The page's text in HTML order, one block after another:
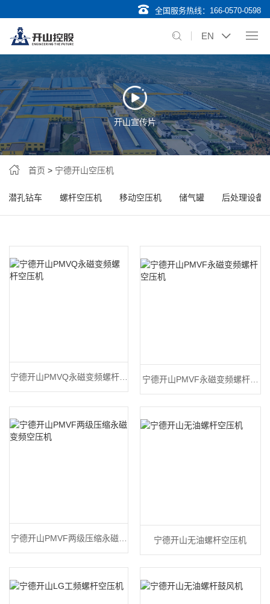
全国服务热线： 166-0570-0598
EN
开山宣传片
首页 > 宁德开山空压机
潜孔钻车 螺杆空压机 移动空压机 储气罐 后处理设备
宁德开山PMVQ永磁变频螺杆空
压机
宁德开山PMVF永磁变频螺杆空
压机
宁德开山PMVF两级压缩永磁变
频空压机
宁德开山无油螺杆空压机